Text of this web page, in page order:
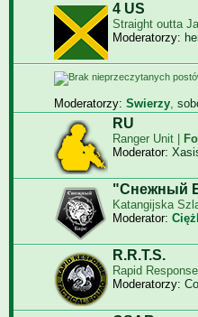
4 US
Straight outta
Moderatorzy:
Moderatorzy: Swierzy,
RU
Ranger Unit |
Moderator:
"Снежный
Katangijska
Moderator:
R.R.T.S.
Rapid
Moderatorzy: